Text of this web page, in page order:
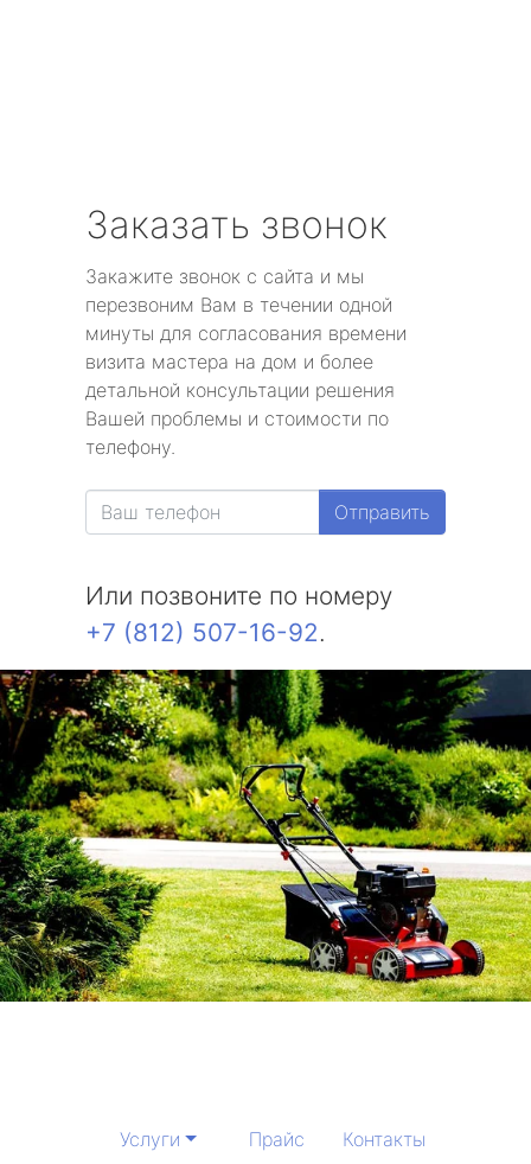
Заказать звонок
Закажите звонок с сайта и мы
перезвоним Вам в течении одной
минуты для согласования времени
визита мастера на дом и более
детальной консультации решения
Вашей проблемы и стоимости по
телефону.
Отправить
Или позвоните по номеру
+7 (812) 507-16-92.
Услуги Прайс Контакты